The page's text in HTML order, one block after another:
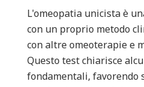
L'omeopatia unicista è
con un proprio metodo
con altre omeoterapie e
Questo test chiarisce
fondamentali, favorendo